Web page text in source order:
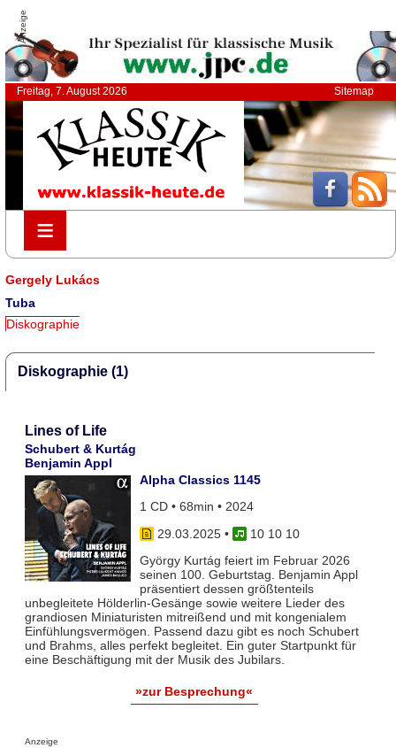
Anzeige
Freitag, 7. August 2026 Sitemap
≡
≡
Gergely Lukács
Tuba
Diskographie
Diskographie (1)
Lines of Life
Schubert & Kurtág
Benjamin Appl
Alpha Classics 1145
1 CD • 68min • 2024
29.03.2025•
10 10 10
György Kurtág feiert im Februar 2026
seinen 100. Geburtstag. Benjamin Appl
präsentiert dessen größtenteils
unbegleitete Hölderlin-Gesänge sowie weitere Lieder des
grandiosen Miniaturisten mitreißend und mit kongenialem
Einfühlungsvermögen. Passend dazu gibt es noch Schubert
und Brahms, alles perfekt begleitet. Ein guter Startpunkt für
eine Beschäftigung mit der Musik des Jubilars.
»zur Besprechung«
Anzeige